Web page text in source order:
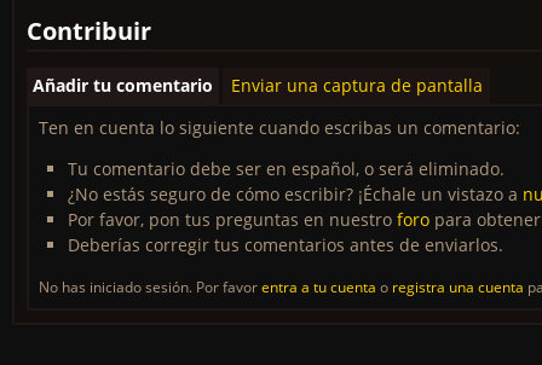
Contribuir
Añadir tu comentario
Enviar una captura de pantalla
Ten en cuenta lo siguiente cuando escribas un comentario:
Tu comentario debe ser en español, o será eliminado.
¿No estás seguro de cómo escribir? ¡Échale un vistazo a
Por favor, pon tus preguntas en nuestro foro para
Deberías corregir tus comentarios antes de enviarlos.
No has iniciado sesión. Por favorentra a tu cuenta o registra una cuenta